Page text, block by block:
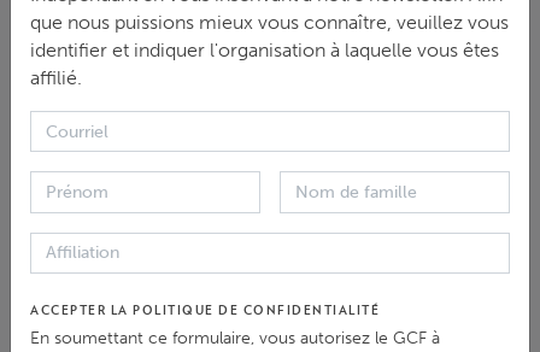
PODCAST
Présentation de "Redress Now" - un nouveau
podcast de la Commission européenne. le MRI
que nous puissions mieux vous connaître, veuillez vous
identifier et indiquer l'organisation à laquelle vous êtes
affilié.
ACCEPTER LA POLITIQUE DE CONFIDENTIALITÉ
En soumettant ce formulaire, vous autorisez le GCF à